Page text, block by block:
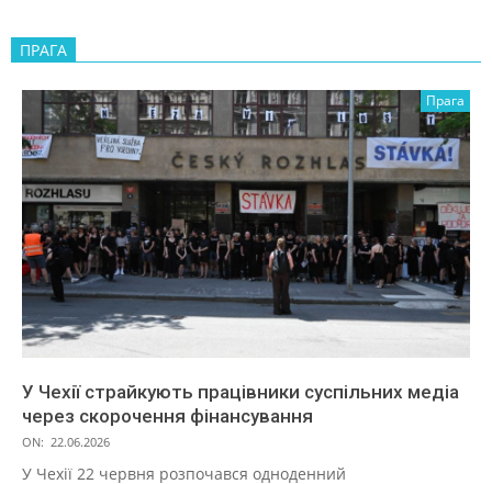
ПРАГА
Прага
У Чехії страйкують працівники суспільних медіа
через скорочення фінансування
ON: 22.06.2026
У Чехії 22 червня розпочався одноденний